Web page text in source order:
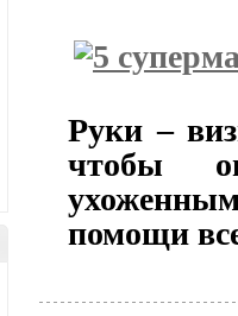
Руки –
чтобы
помощи